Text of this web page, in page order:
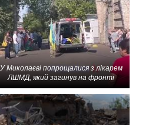
У Миколаєві попрощалися з лікарем
ЛШМД, який загинув на фронті